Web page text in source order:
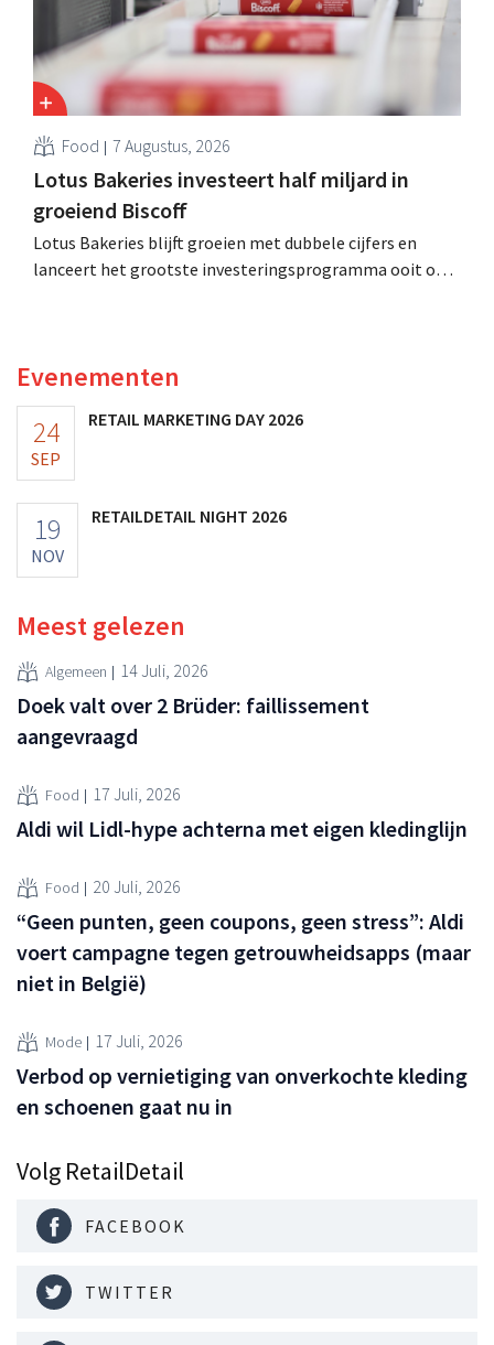
Food 7 Augustus, 2026
Lotus Bakeries investeert half miljard in
groeiend Biscoff
Lotus Bakeries blijft groeien met dubbele cijfers en
lanceert het grootste investeringsprogramma ooit om
Evenementen
24
SEP
RETAIL MARKETING DAY 2026
19
NOV
RETAILDETAIL NIGHT 2026
Meest gelezen
Algemeen 14 Juli, 2026
Doek valt over 2 Brüder: faillissement
aangevraagd
Food 17 Juli, 2026
Aldi wil Lidl-hype achterna met eigen kledinglijn
Food 20 Juli, 2026
“Geen punten, geen coupons, geen stress”: Aldi
voert campagne tegen getrouwheidsapps (maar
niet in België)
Mode 17 Juli, 2026
Verbod op vernietiging van onverkochte kleding
en schoenen gaat nu in
Volg RetailDetail
FACEBOOK
TWITTER